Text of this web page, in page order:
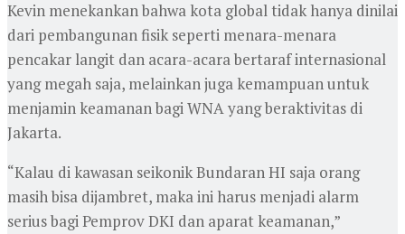
Kevin menekankan bahwa kota global tidak hanya dinilai
dari pembangunan fisik seperti menara-menara
pencakar langit dan acara-acara bertaraf internasional
yang megah saja, melainkan juga kemampuan untuk
menjamin keamanan bagi WNA yang beraktivitas di
Jakarta.
“Kalau di kawasan seikonik Bundaran HI saja orang
masih bisa dijambret, maka ini harus menjadi alarm
serius bagi Pemprov DKI dan aparat keamanan,”